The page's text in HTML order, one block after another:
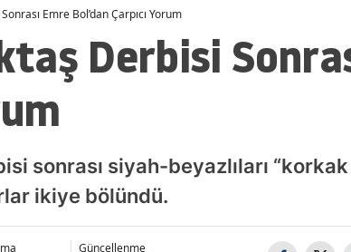
Emre Bol’dan Çarpıcı Yorum
Derbisi
sonrası siyah-beyazlıları “korkak
ikiye bölündü.
Güncellenme